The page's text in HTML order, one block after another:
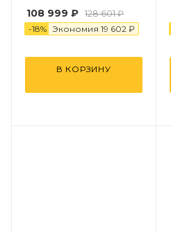
108 999 ₽ 128 601 ₽
-18% Экономия 19 602 ₽
В КОРЗИНУ